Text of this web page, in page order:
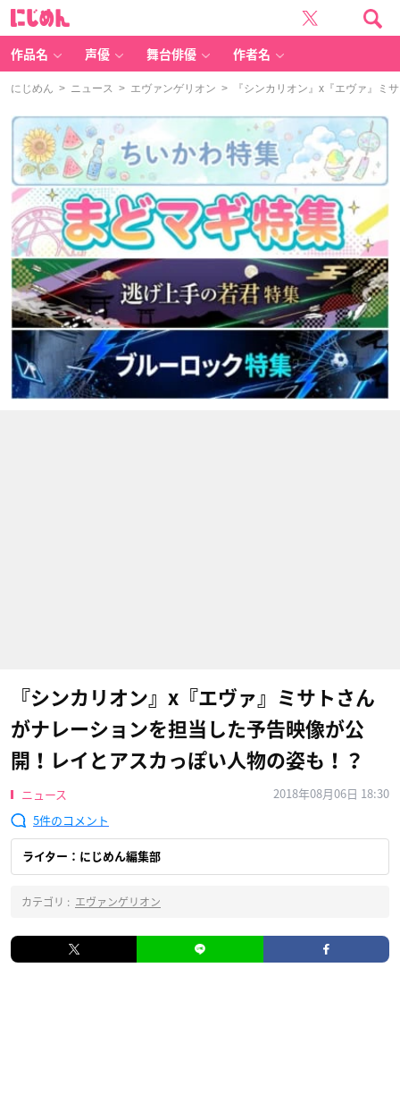
作品名 声優 舞台俳優 作者名
にじめん > ニュース > エヴァンゲリオン > 『シンカリオン』x『エヴァ』ミ
『シンカリオン』x『エヴァ』ミサトさん
がナレーションを担当した予告映像が公
開！レイとアスカっぽい人物の姿も！？
ニュース
2018年08月06日 18:30
5
ライター：にじめん編集部
カテゴリ : エヴァンゲリオン